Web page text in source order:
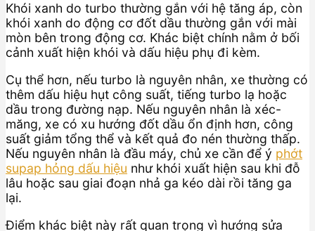
Khói xanh do turbo thường gắn với hệ tăng áp, còn
khói xanh do động cơ đốt dầu thường gắn với mài
mòn bên trong động cơ. Khác biệt chính nằm ở bối
cảnh xuất hiện khói và dấu hiệu phụ đi kèm.
Cụ thể hơn, nếu turbo là nguyên nhân, xe thường có
thêm dấu hiệu hụt công suất, tiếng turbo lạ hoặc
dầu trong đường nạp. Nếu nguyên nhân là xéc-
măng, xe có xu hướng đốt dầu ổn định hơn, công
suất giảm tổng thể và kết quả đo nén thường thấp.
Nếu nguyên nhân là đầu máy, chủ xe cần để ý phớt
supap hỏng dấu hiệu như khói xuất hiện sau khi đỗ
lâu hoặc sau giai đoạn nhả ga kéo dài rồi tăng ga
lại.
Điểm khác biệt này rất quan trọng vì hướng sửa